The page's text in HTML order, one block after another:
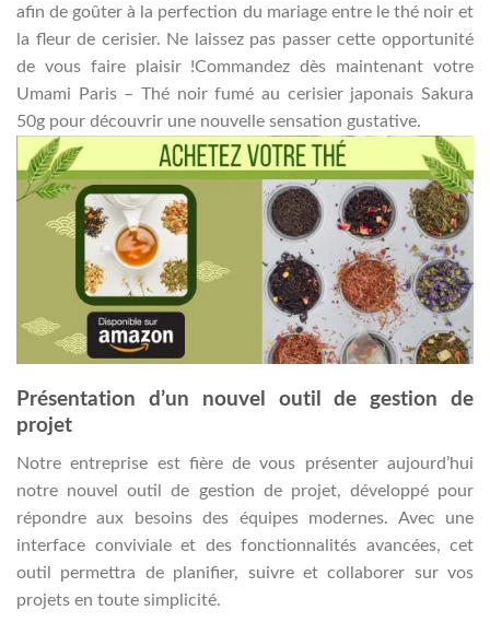
afin de goûter à la perfection du mariage entre le thé noir et
la fleur de cerisier. Ne laissez pas passer cette opportunité
de vous faire plaisir !Commandez dès maintenant votre
Umami Paris – Thé noir fumé au cerisier japonais Sakura
50g pour découvrir une nouvelle sensation gustative.
Présentation d’un nouvel outil de gestion de
projet
Notre entreprise est fière de vous présenter aujourd’hui
notre nouvel outil de gestion de projet, développé pour
répondre aux besoins des équipes modernes. Avec une
interface conviviale et des fonctionnalités avancées, cet
outil permettra de planifier, suivre et collaborer sur vos
projets en toute simplicité.